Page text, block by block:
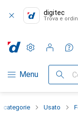
digitec
Trova e
Categoria Navigazione
Menu Cerca
Impostazioni
Conto cliente
Liste di confronto
Liste dei desideri
Carrello
categorie Usato